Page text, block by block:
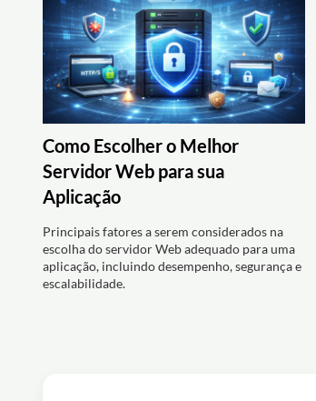
Como Escolher o Melhor
Servidor Web para sua
Aplicação
Principais fatores a serem considerados na
escolha do servidor Web adequado para uma
aplicação, incluindo desempenho, segurança e
escalabilidade.